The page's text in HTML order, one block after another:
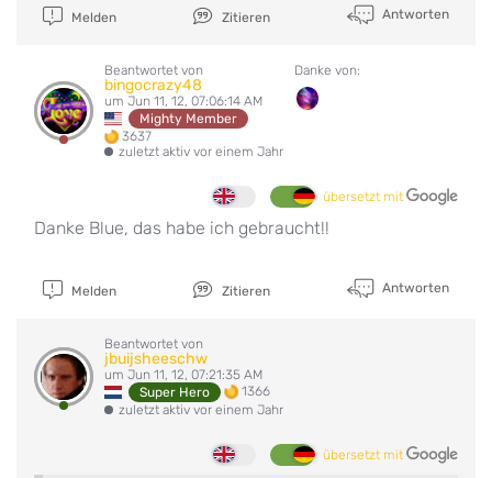
Melden Zitieren Antworten
Beantwortet von
bingocrazy48
um Jun 11, 12, 07:06:14 AM
Mighty Member
3637
zuletzt aktiv vor einem Jahr
Danke von:
übersetzt mit
Danke Blue, das habe ich gebraucht!!
Melden Zitieren Antworten
Beantwortet von
jbuijsheeschw
um Jun 11, 12, 07:21:35 AM
Super Hero
1366
zuletzt aktiv vor einem Jahr
übersetzt mit